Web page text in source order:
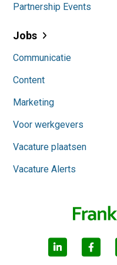
Partnership Events
Jobs
Communicatie
Content
Marketing
Voor werkgevers
Vacature plaatsen
Vacature Alerts